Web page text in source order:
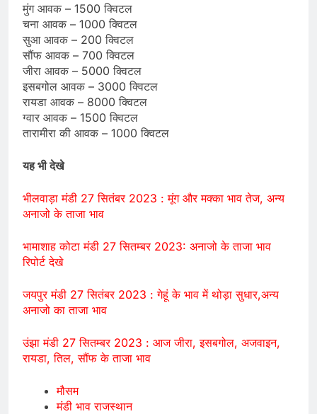
मुंग आवक – 1500 क्विटल
चना आवक – 1000 क्विटल
सुआ आवक – 200 क्विटल
सौंफ आवक – 700 क्विटल
जीरा आवक – 5000 क्विटल
इसबगोल आवक – 3000 क्विटल
रायडा आवक – 8000 क्विटल
ग्वार आवक – 1500 क्विटल
तारामीरा की आवक – 1000 क्विटल
यह भी देखे
भीलवाड़ा मंडी 27 सितंबर 2023 : मूंग और मक्का भाव तेज, अन्य
अनाजो के ताजा भाव
भामाशाह कोटा मंडी 27 सितम्बर 2023: अनाजो के ताजा भाव
रिपोर्ट देखे
जयपुर मंडी 27 सितंबर 2023 : गेहूं के भाव में थोड़ा सुधार,अन्य
अनाजो का ताजा भाव
उंझा मंडी 27 सितम्बर 2023 : आज जीरा, इसबगोल, अजवाइन,
रायडा, तिल, सौंफ के ताजा भाव
मौसम
मंडी भाव राजस्थान